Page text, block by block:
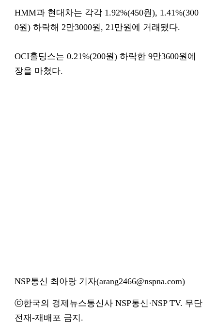
HMM과 현대차는 각각 1.92%(450원), 1.41%(300
0원) 하락해 2만3000원, 21만원에 거래됐다.
OCI홀딩스는 0.21%(200원) 하락한 9만3600원에
장을 마쳤다.
NSP통신 최아랑 기자(arang2466@nspna.com)
ⓒ한국의 경제뉴스통신사 NSP통신·NSP TV. 무단
전재-재배포 금지.